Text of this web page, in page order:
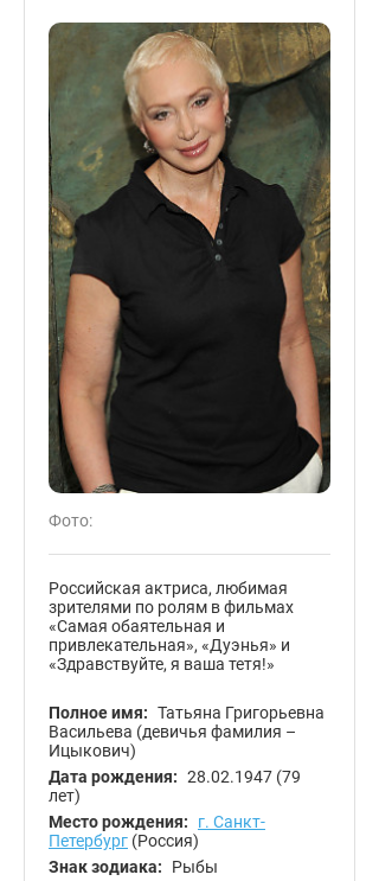
Фото:
Российская актриса, любимая
зрителями по ролям в фильмах
«Самая обаятельная и
привлекательная», «Дуэнья» и
«Здравствуйте, я ваша тетя!»
Полное имя: Татьяна Григорьевна
Васильева (девичья фамилия –
Ицыкович)
Дата рождения: 28.02.1947 (79
лет)
Место рождения:
г. Санкт-
Петербург (Россия)
Знак зодиака:
Рыбы